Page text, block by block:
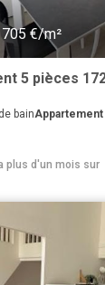
€/m²
bainAppartement
plus d'un mois sur